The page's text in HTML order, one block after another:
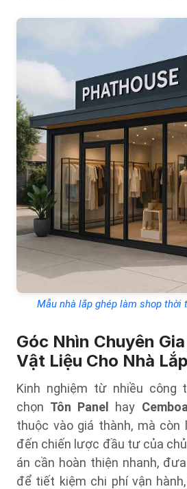
Mẫu nhà lắp ghép làm shop thời
Góc Nhìn Chuyên
Vật Liệu Cho Nhà
Kinh nghiệm từ nhiều công
chọn Tôn Panel hay
thuộc vào giá thành, mà
đến chiến lược đầu tư của
án cần hoàn thiện nhanh,
để tiết kiệm chi phí vận